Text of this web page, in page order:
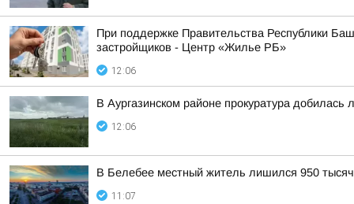
При поддержке Правительства Республики
застройщиков - Центр «Жилье РБ»
12:06
В Аургазинском районе прокуратура добилась
12:06
В Белебее местный житель лишился 950
11:07